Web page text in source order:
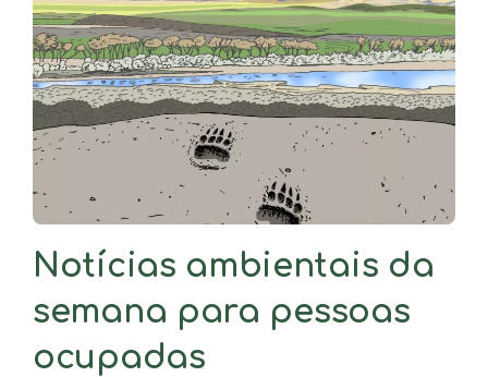
Notícias ambientais da
semana para pessoas
ocupadas